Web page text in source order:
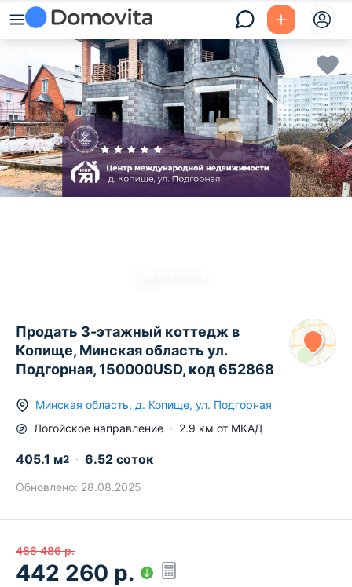
Продать 3-этажный коттедж в
Копище, Минская область ул.
Подгорная, 150000USD, код 652868
Минская область, д. Копище, ул. Подгорная
Логойское направление 2.9 км от МКАД
405.1 м2 6.52 соток
Обновлено: 28.08.2025
486 486 р.
442 260 р.